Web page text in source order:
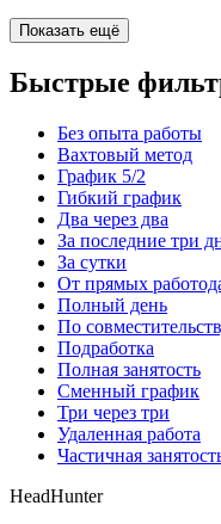
Показать ещё
Быстрые
Без опыта работы
Вахтовый метод
График 5/2
Гибкий график
Два через два
За последние три
За сутки
От прямых
Полный день
По
Подработка
Полная занятость
Сменный график
Три через три
Удаленная работа
Частичная
HeadHunter